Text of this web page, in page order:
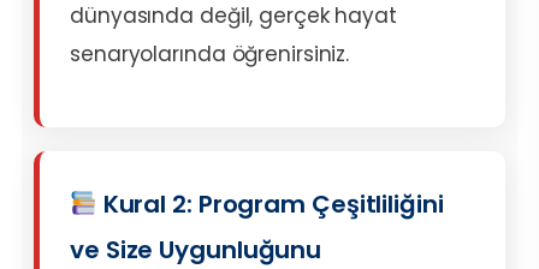
dünyasında değil, gerçek hayat
senaryolarında öğrenirsiniz.
Kural 2: Program Çeşitliliğini
ve Size Uygunluğunu